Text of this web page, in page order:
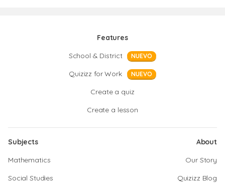
Features
School & District
NUEVO
Quizizz for Work NUEVO
Create a quiz
Create a lesson
Subjects
Mathematics
Social Studies
About
Our Story
Quizizz Blog